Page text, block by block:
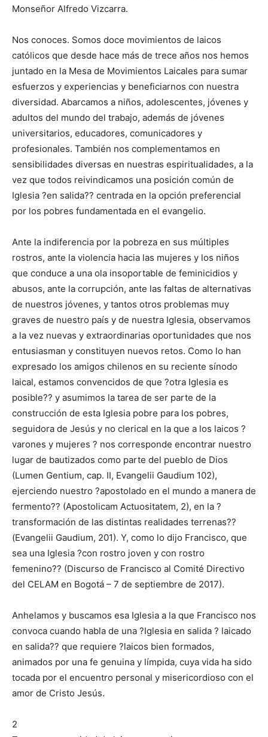
Monseñor Alfredo Vizcarra.
Nos conoces. Somos doce movimientos de laicos
católicos que desde hace más de trece años nos hemos
juntado en la Mesa de Movimientos Laicales para sumar
esfuerzos y experiencias y beneficiarnos con nuestra
diversidad. Abarcamos a niños, adolescentes, jóvenes y
adultos del mundo del trabajo, además de jóvenes
universitarios, educadores, comunicadores y
profesionales. También nos complementamos en
sensibilidades diversas en nuestras espiritualidades, a la
vez que todos reivindicamos una posición común de
Iglesia ?en salida?? centrada en la opción preferencial
por los pobres fundamentada en el evangelio.
Ante la indiferencia por la pobreza en sus múltiples
rostros, ante la violencia hacia las mujeres y los niños
que conduce a una ola insoportable de feminicidios y
abusos, ante la corrupción, ante las faltas de alternativas
de nuestros jóvenes, y tantos otros problemas muy
graves de nuestro país y de nuestra Iglesia, observamos
a la vez nuevas y extraordinarias oportunidades que nos
entusiasman y constituyen nuevos retos. Como lo han
expresado los amigos chilenos en su reciente sínodo
laical, estamos convencidos de que ?otra Iglesia es
posible?? y asumimos la tarea de ser parte de la
construcción de esta Iglesia pobre para los pobres,
seguidora de Jesús y no clerical en la que a los laicos ?
varones y mujeres ? nos corresponde encontrar nuestro
lugar de bautizados como parte del pueblo de Dios
(Lumen Gentium, cap. II, Evangelii Gaudium 102),
ejerciendo nuestro ?apostolado en el mundo a manera de
fermento?? (Apostolicam Actuositatem, 2), en la ?
transformación de las distintas realidades terrenas??
(Evangelii Gaudium, 201). Y, como lo dijo Francisco, que
sea una Iglesia ?con rostro joven y con rostro
femenino?? (Discurso de Francisco al Comité Directivo
del CELAM en Bogotá – 7 de septiembre de 2017).
Anhelamos y buscamos esa Iglesia a la que Francisco nos
convoca cuando habla de una ?Iglesia en salida ? laicado
en salida?? que requiere ?laicos bien formados,
animados por una fe genuina y límpida, cuya vida ha sido
tocada por el encuentro personal y misericordioso con el
amor de Cristo Jesús.
2